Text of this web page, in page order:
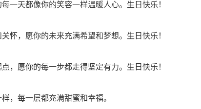
一天都像你的笑容一样温暖人心。生日快乐！
怀，愿你的未来充满希望和梦想。生日快乐！
，愿你的每一步都走得坚定有力。生日快乐！
，每一层都充满甜蜜和幸福。